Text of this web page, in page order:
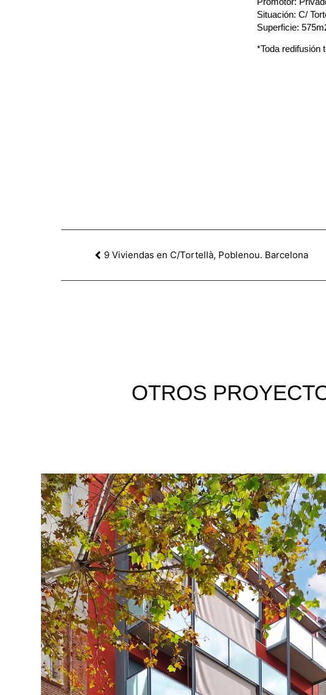
Situación: C/
Superficie:
*Toda redifusión
9 Viviendas en C/Tortellà, Poblenou. Barcelona
OTROS